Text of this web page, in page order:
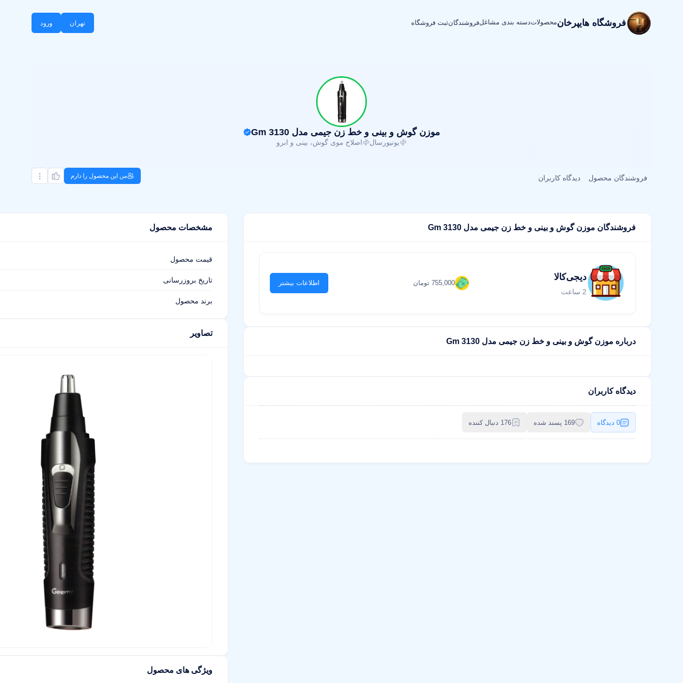
فروشگاه هایپرخانمحصولاتدسته بندی مشاغلفروشندگانثبت فروشگاه تهران ورود
موزن گوش و بینی و خط زن جیمی مدل Gm 3130
یونیورسال اصلاح موی گوش، بینی و ابرو
فروشندگان محصول دیدگاه کاربران من این محصول را دارم
فروشندگان موزن گوش و بینی و خط زن جیمی مدل Gm 3130
دیجی‌کالا
2 ساعت
755,000 تومان اطلاعات بیشتر
درباره موزن گوش و بینی و خط زن جیمی مدل Gm 3130
دیدگاه کاربران
0 دیدگاه 169 پسند شده 176 دنبال کننده
مشخصات محصول
قیمت محصول
تاریخ بروزرسانی
برند محصول
تصاویر
ویژگی های محصول